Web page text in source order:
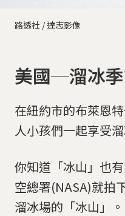
路透社 / 達志影像
美國─溜冰
在紐約市的布萊恩
人小孩們一起享受
你知道「冰山」也
空總署(NASA)就拍
溜冰場的「冰山」。